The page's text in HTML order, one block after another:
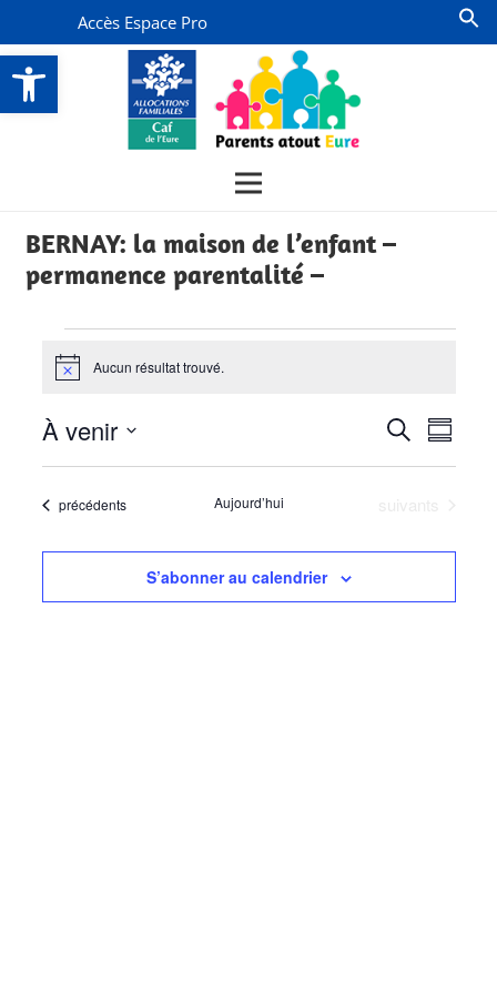
Ouvrir la barre d’outils
Accès Espace Pro
BERNAY: la maison de l’enfant –
permanence parentalité –
Évènements
Notice Aucun résultat trouvé.
et
Recherche
de
Résumé
À venir
Sélectionnez
date
Évènements
précédents Aujourd’hui
S’abonner au calendrier